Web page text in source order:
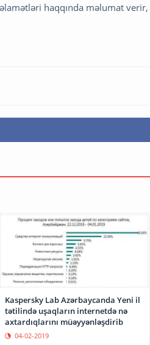
haqqında məlumat verir,
Kaspersky Lab Azərbaycanda Yeni il
tətilində uşaqların internetdə nə
axtardıqlarını müəyyənləşdirib
04-02-2019